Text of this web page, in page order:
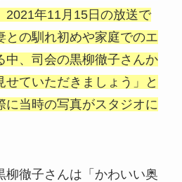
2021年11月15日の放送で
との馴れ初めや家庭でのエ
中、司会の黒柳徹子さんか
せていただきましょう」と
に当時の写真がスタジオに
柳徹子さんは「かわいい奥